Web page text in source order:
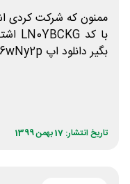
بگیر دانلود اپ https://kutt.it/6wNy2p
تاریخ انتشار: 17 بهمن 1399